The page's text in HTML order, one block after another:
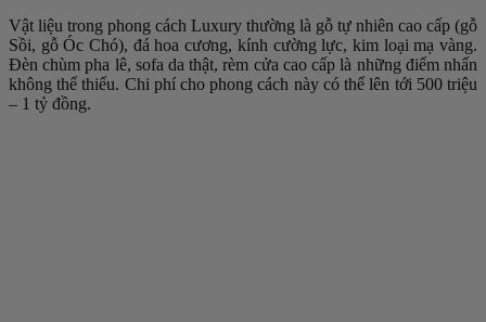
Vật liệu trong phong cách Luxury thường là gỗ tự nhiên cao cấp (gỗ
Sồi, gỗ Óc Chó), đá hoa cương, kính cường lực, kim loại mạ vàng.
Đèn chùm pha lê, sofa da thật, rèm cửa cao cấp là những điểm nhấn
không thể thiếu. Chi phí cho phong cách này có thể lên tới 500 triệu
– 1 tỷ đồng.